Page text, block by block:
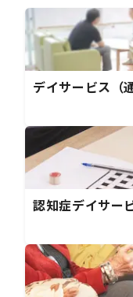
デイサービス（
認知症デイサー